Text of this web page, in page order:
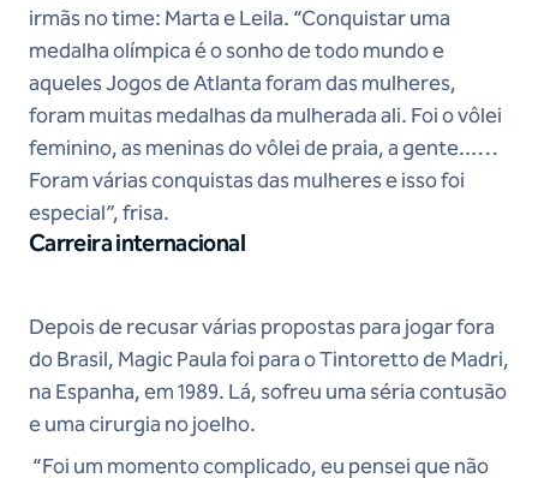
irmãs no time: Marta e Leila. “Conquistar uma
medalha olímpica é o sonho de todo mundo e
aqueles Jogos de Atlanta foram das mulheres,
foram muitas medalhas da mulherada ali. Foi o vôlei
feminino, as meninas do vôlei de praia, a gente...
Foram várias conquistas das mulheres e isso foi
especial”, frisa.
Carreira internacional
Depois de recusar várias propostas para jogar fora
do Brasil, Magic Paula foi para o Tintoretto de Madri,
na Espanha, em 1989. Lá, sofreu uma séria contusão
e uma cirurgia no joelho.
“Foi um momento complicado, eu pensei que não